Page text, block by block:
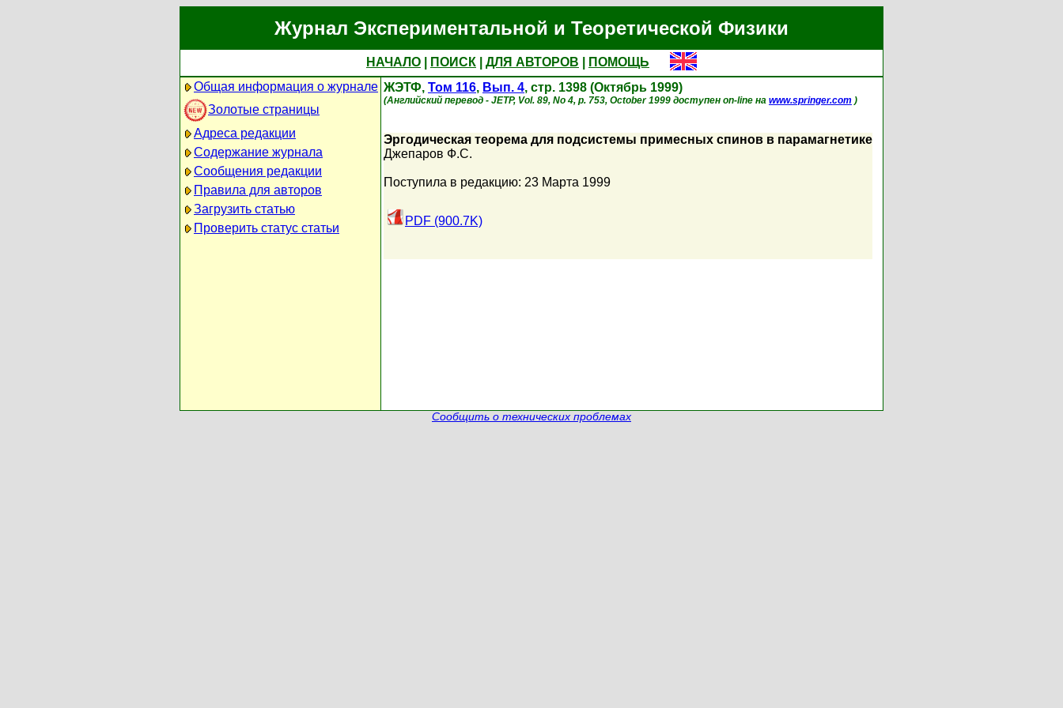
Журнал Экспериментальной и Теоретической Физики
НАЧАЛО ПОИСК ДЛЯ АВТОРОВ
ПОМОЩЬ
Общая информация о журнале
Золотые страницы
Адреса редакции
Содержание журнала
Сообщения редакции
Правила для авторов
Загрузить статью
Проверить статус статьи
ЖЭТФ, Том 116, Вып. 4, стр. 1398 (Октябрь 1999)
(Английский перевод - JETP, Vol. 89, No 4, p. 753, October 1999 доступен on-line на www.springer.com )
Эргодическая теорема для подсистемы примесных спинов в парамагнетике
Джепаров Ф.С.
Поступила в редакцию: 23 Марта 1999
PDF (900.7K)
Сообщить о технических проблемах